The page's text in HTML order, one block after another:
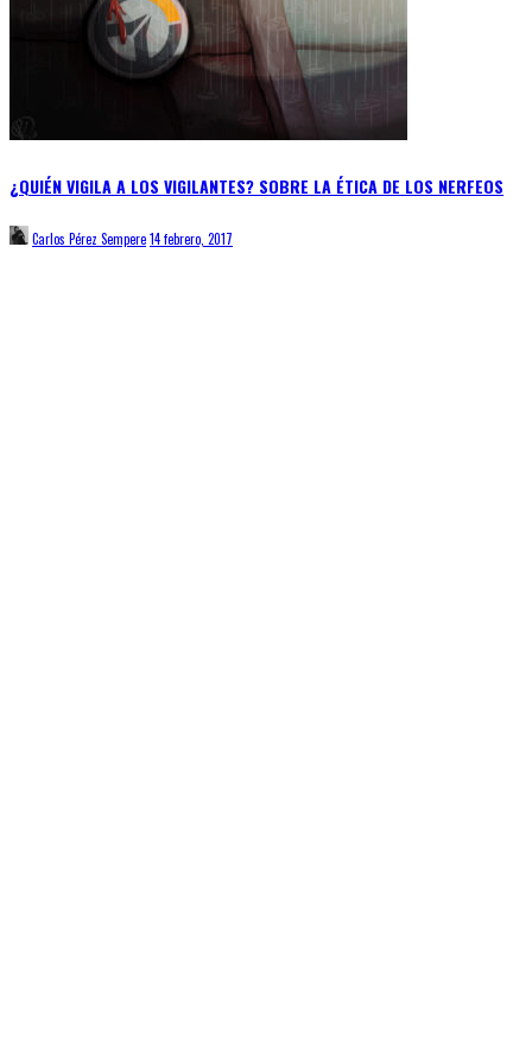
¿QUIÉN VIGILA A LOS VIGILANTES? SOBRE LA ÉTICA DE LOS NERFEOS
Carlos Pérez Sempere14 febrero, 2017